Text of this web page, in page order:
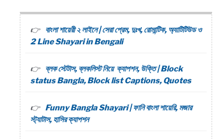
বাংলা শায়েরী ২ লাইনে | সেরা প্রেম, দুঃখ, রোমান্টিক, অ্যাটিটিউড ও
2 Line Shayari in Bengali
ব্লক স্টেটাস, ব্লকলিস্ট নিয়ে ক্যাপশন, উক্তি | Block
status Bangla, Block list Captions, Quotes
Funny Bangla Shayari | ফানি বাংলা শায়েরি, মজার
স্ট্যাটাস, হাসির ক্যাপশন